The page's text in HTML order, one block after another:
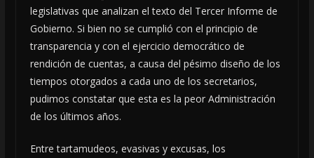
legislativas que analizan el texto del Tercer Informe de
Gobierno. Si bien no se cumplió con el principio de
transparencia y con el ejercicio democrático de
rendición de cuentas, a causa del pésimo diseño de los
tiempos otorgados a cada uno de los secretarios,
pudimos constatar que esta es la peor Administración
de los últimos años.
Entre tartamudeos, evasivas y excusas, los